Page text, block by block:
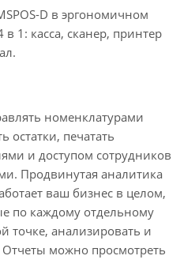
D в эргономичном
1: касса, сканер, принтер
номенклатурами
остатки, печатать
и доступом сотрудников
Продвинутая аналитика
ваш бизнес в целом,
по каждому отдельному
точке, анализировать и
Отчеты можно просмотреть